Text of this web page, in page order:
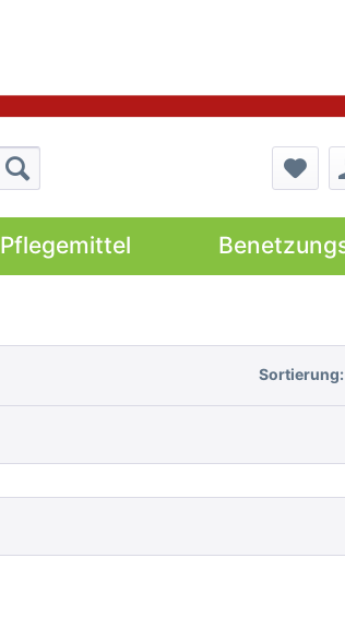
Pflegemittel
Sortierung: